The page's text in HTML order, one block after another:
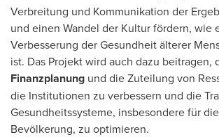
Verbreitung und Kommunikation der
und einen Wandel der Kultur fördern, wie
Verbesserung der Gesundheit älterer
ist. Das Projekt wird auch dazu beitragen,
Finanzplanung und die Zuteilung von
die Institutionen zu verbessern und die
Gesundheitssysteme, insbesondere für
Bevölkerung, zu optimieren.